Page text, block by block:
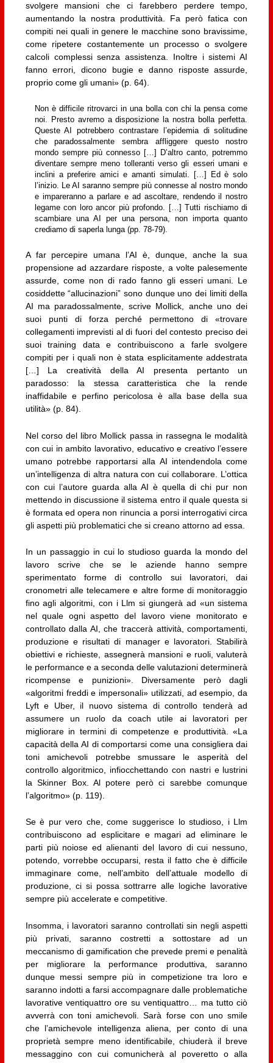
svolgere mansioni che ci farebbero perdere tempo,
aumentando la nostra produttività. Fa però fatica con
compiti nei quali in genere le macchine sono bravissime,
come ripetere costantemente un processo o svolgere
calcoli complessi senza assistenza. Inoltre i sistemi AI
fanno errori, dicono bugie e danno risposte assurde,
proprio come gli umani» (p. 64).
Non è difficile ritrovarci in una bolla con chi la pensa come
noi. Presto avremo a disposizione la nostra bolla perfetta.
Queste AI potrebbero contrastare l’epidemia di solitudine
che paradossalmente sembra affliggere questo nostro
mondo sempre più connesso […] D’altro canto, potremmo
diventare sempre meno tolleranti verso gli esseri umani e
inclini a preferire amici e amanti simulati. […] Ed è solo
l’inizio. Le AI saranno sempre più connesse al nostro mondo
e impareranno a parlare e ad ascoltare, rendendo il nostro
legame con loro ancor più profondo. […] Tutti rischiamo di
scambiare una AI per una persona, non importa quanto
crediamo di saperla lunga (pp. 78-79).
A far percepire umana l’AI è, dunque, anche la sua
propensione ad azzardare risposte, a volte palesemente
assurde, come non di rado fanno gli esseri umani. Le
cosiddette “allucinazioni” sono dunque uno dei limiti della
AI ma paradossalmente, scrive Mollick, anche uno dei
suoi punti di forza perché permettono di «trovare
collegamenti imprevisti al di fuori del contesto preciso dei
suoi training data e contribuiscono a farle svolgere
compiti per i quali non è stata esplicitamente addestrata
[…] La creatività della AI presenta pertanto un
paradosso: la stessa caratteristica che la rende
inaffidabile e perfino pericolosa è alla base della sua
utilità» (p. 84).
Nel corso del libro Mollick passa in rassegna le modalità
con cui in ambito lavorativo, educativo e creativo l’essere
umano potrebbe rapportarsi alla AI intendendola come
un’intelligenza di altra natura con cui collaborare. L’ottica
con cui l’autore guarda alla AI è quella di chi pur non
mettendo in discussione il sistema entro il quale questa si
è formata ed opera non rinuncia a porsi interrogativi circa
gli aspetti più problematici che si creano attorno ad essa.
In un passaggio in cui lo studioso guarda la mondo del
lavoro scrive che se le aziende hanno sempre
sperimentato forme di controllo sui lavoratori, dai
cronometri alle telecamere e altre forme di monitoraggio
fino agli algoritmi, con i Llm si giungerà ad «un sistema
nel quale ogni aspetto del lavoro viene monitorato e
controllato dalla AI, che traccerà attività, comportamenti,
produzione e risultati di manager e lavoratori. Stabilirà
obiettivi e richieste, assegnerà mansioni e ruoli, valuterà
le performance e a seconda delle valutazioni determinerà
ricompense e punizioni». Diversamente però dagli
«algoritmi freddi e impersonali» utilizzati, ad esempio, da
Lyft e Uber, il nuovo sistema di controllo tenderà ad
assumere un ruolo da coach utile ai lavoratori per
migliorare in termini di competenze e produttività. «La
capacità della AI di comportarsi come una consigliera dai
toni amichevoli potrebbe smussare le asperità del
controllo algoritmico, infiocchettando con nastri e lustrini
la Skinner Box. Al potere però ci sarebbe comunque
l’algoritmo» (p. 119).
Se è pur vero che, come suggerisce lo studioso, i Llm
contribuiscono ad esplicitare e magari ad eliminare le
parti più noiose ed alienanti del lavoro di cui nessuno,
potendo, vorrebbe occuparsi, resta il fatto che è difficile
immaginare come, nell’ambito dell’attuale modello di
produzione, ci si possa sottrarre alle logiche lavorative
sempre più accelerate e competitive.
Insomma, i lavoratori saranno controllati sin negli aspetti
più privati, saranno costretti a sottostare ad un
meccanismo di gamification che prevede premi e penalità
per migliorare la performance produttiva, saranno
dunque messi sempre più in competizione tra loro e
saranno indotti a farsi accompagnare dalle problematiche
lavorative ventiquattro ore su ventiquattro… ma tutto ciò
avverrà con toni amichevoli. Sarà forse con uno smile
che l’amichevole intelligenza aliena, per conto di una
proprietà sempre meno identificabile, chiuderà il breve
messaggino con cui comunicherà al poveretto o alla